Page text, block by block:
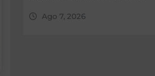
Ago 7, 2026